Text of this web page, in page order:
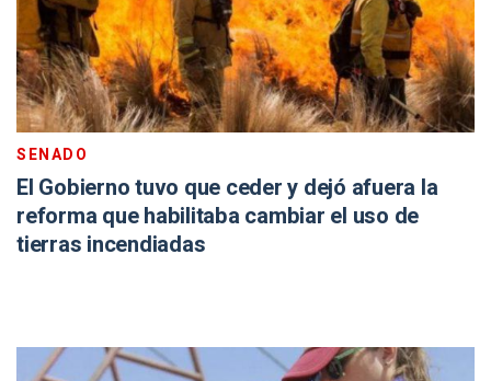
SENADO
El Gobierno tuvo que ceder y dejó afuera la
reforma que habilitaba cambiar el uso de
tierras incendiadas